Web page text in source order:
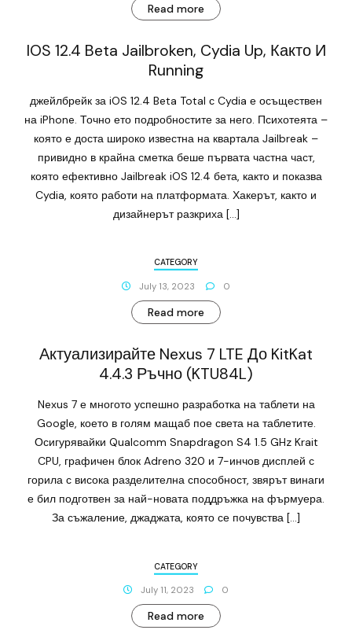
Read more
IOS 12.4 Beta Jailbroken, Cydia Up, Както И
Running
джейлбрейк за iOS 12.4 Beta Total с Cydia е осъществен
на iPhone. Точно ето подробностите за него. Психотеята –
която е доста широко известна на квартала Jailbreak –
привидно в крайна сметка беше първата частна част,
която ефективно Jailbreak iOS 12.4 бета, както и показва
Cydia, която работи на платформата. Хакерът, както и
дизайнерът разкриха […]
CATEGORY
July 13, 2023 0
Read more
Актуализирайте Nexus 7 LTE До KitKat
4.4.3 Ръчно (KTU84L)
Nexus 7 е многото успешно разработка на таблети на
Google, което в голям мащаб пое света на таблетите.
Осигурявайки Qualcomm Snapdragon S4 1.5 GHz Krait
CPU, графичен блок Adreno 320 и 7-инчов дисплей с
горила с висока разделителна способност, звярът винаги
е бил подготвен за най-новата поддръжка на фърмуера.
За съжаление, джаджата, която се почувства […]
CATEGORY
July 11, 2023 0
Read more